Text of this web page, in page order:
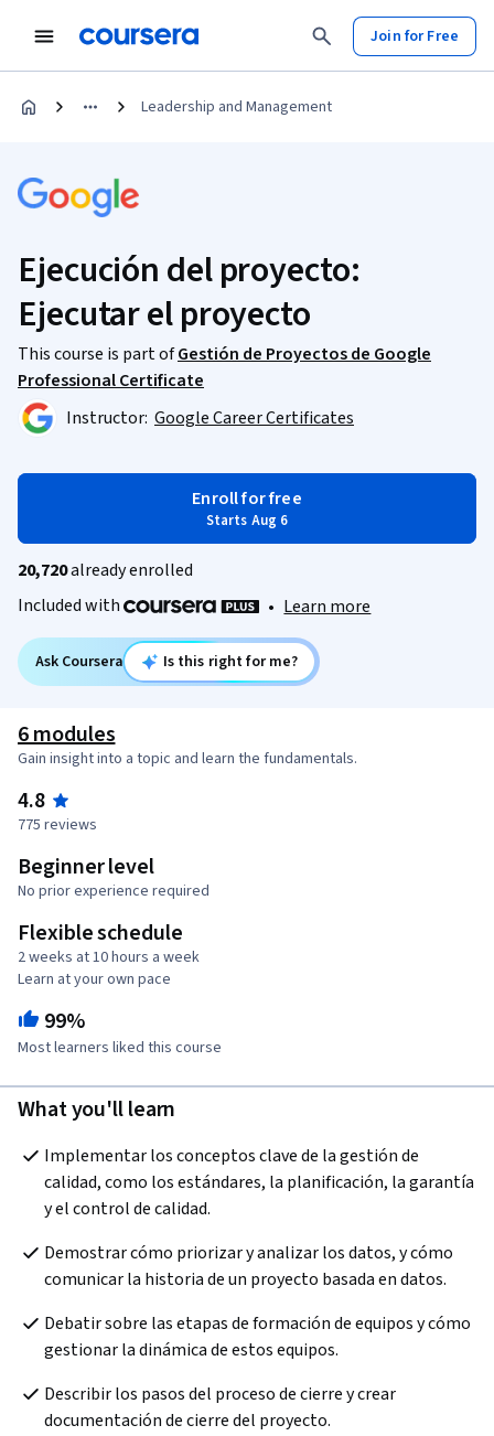
Join for Free
Leadership and Management
Ejecución del proyecto:
Ejecutar el proyecto
This course is part ofGestión de Proyectos de Google
Professional Certificate
Instructor: Google Career Certificates
Enroll for free
Starts Aug 6
20,720already enrolled
Included with
• Learn more
Ask Coursera Is this right for me?
6 modules
Gain insight into a topic and learn the fundamentals.
4.8
775 reviews
Beginner level
No prior experience required
Flexible schedule
2 weeks at 10 hours a week
Learn at your own pace
99%
Most learners liked this course
What you'll learn
Implementar los conceptos clave de la gestión de
calidad, como los estándares, la planificación, la garantía
y el control de calidad.
Demostrar cómo priorizar y analizar los datos, y cómo
comunicar la historia de un proyecto basada en datos.
Debatir sobre las etapas de formación de equipos y cómo
gestionar la dinámica de estos equipos.
Describir los pasos del proceso de cierre y crear
documentación de cierre del proyecto.